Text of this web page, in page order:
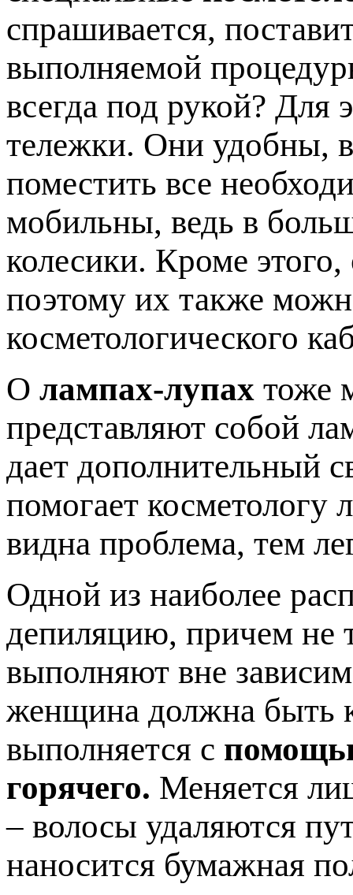
спрашивается,
выполняемой
всегда под рукой? Для
тележки. Они удобны,
поместить все
мобильны, ведь в
колесики. Кроме
поэтому их также
косметологического
О лампах-лупах тоже
представляют собой
дает дополнительный
помогает косметологу
видна проблема, тем
Одной из наиболее
депиляцию, причем не
выполняют вне
женщина должна быть
выполняется с
горячего. Меняется
– волосы удаляются
наносится бумажная